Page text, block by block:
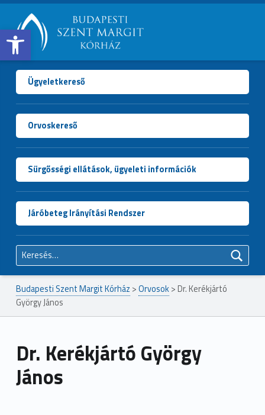
Open toolbar
BUDAPESTI
SZENT
MARGIT
KÓRHÁZ
Ügyeletkereső
Orvoskereső
Sürgősségi ellátások, ügyeleti információk
Járóbeteg Irányítási Rendszer
Keresés:
Budapesti Szent Margit Kórház >Orvosok> Dr. Kerékjártó
György János
Dr. Kerékjártó György
János